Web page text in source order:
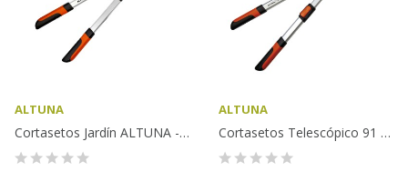
ALTUNA
Cortasetos Jardín ALTUNA - J503
ALTUNA
Cortasetos Telescópico 91 Cm Con Hoja Ondulada...